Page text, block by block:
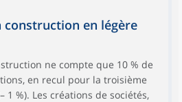
construction en légère
ne compte que 10 % de
en recul pour la troisième
1 %). Les créations de sociétés,